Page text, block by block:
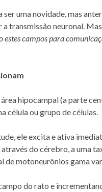
uma novidade, mas
transmissão neuronal.
estes campos para
hipocampal (a parte
célula ou grupo de células.
ele excita e ativa
do cérebro, a uma
de motoneurônios gama
do rato e